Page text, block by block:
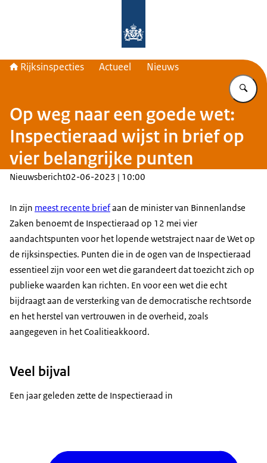
Rijksinspecties Actueel Nieuws
Op weg naar een goede wet:
Inspectieraad wijst in brief op
vier belangrijke punten
Nieuwsbericht02-06-2023 | 10:00
In zijn meest recente briefaan de minister van Binnenlandse
Zaken benoemt de Inspectieraad op 12 mei vier
aandachtspunten voor het lopende wetstraject naar de Wet op
de rijksinspecties. Punten die in de ogen van de Inspectieraad
essentieel zijn voor een wet die garandeert dat toezicht zich op
publieke waarden kan richten. En voor een wet die echt
bijdraagt aan de versterking van de democratische rechtsorde
en het herstel van vertrouwen in de overheid, zoals
aangegeven in het Coalitieakkoord.
Veel bijval
Een jaar geleden zette de Inspectieraad in